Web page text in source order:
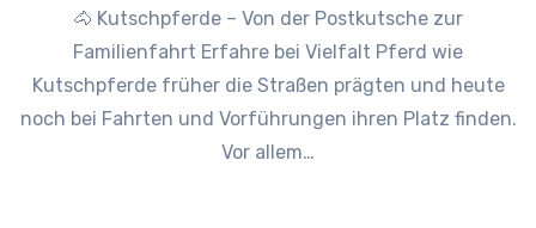
🐴 Kutschpferde – Von der Postkutsche zur
Familienfahrt Erfahre bei Vielfalt Pferd wie
Kutschpferde früher die Straßen prägten und heute
noch bei Fahrten und Vorführungen ihren Platz finden.
Vor allem…